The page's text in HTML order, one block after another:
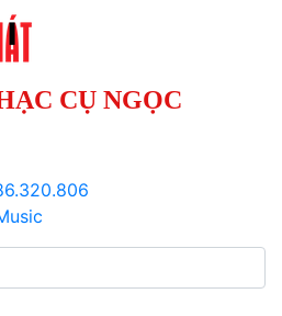
CỤ NGỌC